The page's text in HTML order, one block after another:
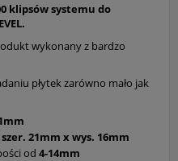
klipsów systemu do
wykonany z bardzo
płytek zarówno mało jak
szer. 21mm x wys. 16mm
od 4-14mm